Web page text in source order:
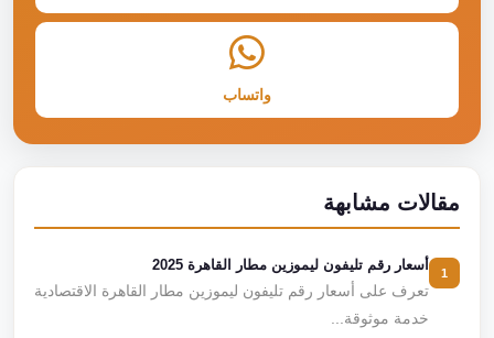
واتساب
مقالات مشابهة
أسعار رقم تليفون ليموزين مطار القاهرة 2025
تعرف على أسعار رقم تليفون ليموزين مطار القاهرة الاقتصادية
خدمة موثوقة...